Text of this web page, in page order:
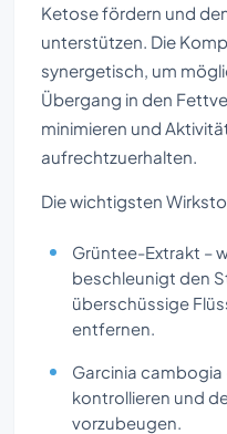
Ketose fördern und
unterstützen. Die
synergetisch, um
Übergang in den
minimieren und
aufrechtzuerhalten.
Die wichtigsten
Grüntee-Extrakt –
beschleunigt den
überschüssige
entfernen.
Garcinia cambogia
kontrollieren und
vorzubeugen.